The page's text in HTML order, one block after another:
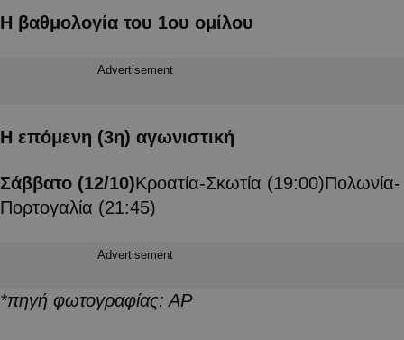
Η βαθμολογία του 1ου ομίλου
Advertisement
Η επόμενη (3η) αγωνιστική
Σάββατο (12/10)Κροατία-Σκωτία (19:00)Πολωνία-
Πορτογαλία (21:45)
Advertisement
*πηγή φωτογραφίας: ΑΡ